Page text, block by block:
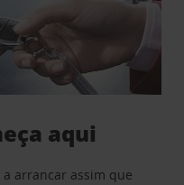
aqui
arrancar assim que